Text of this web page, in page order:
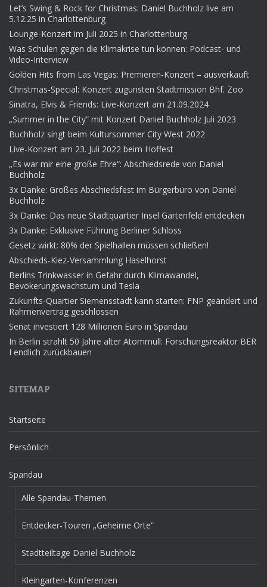
Let’s Swing & Rock for Christmas: Daniel Buchholz live am
5.12.25 in Charlottenburg
Lounge-Konzert im Juli 2025 in Charlottenburg
Was Schulen gegen die Klimakrise tun können: Podcast- und
Video-Interview
Golden Hits from Las Vegas: Premieren-Konzert – ausverkauft
Christmas-Special: Konzert zugunsten Stadtmission Bhf. Zoo
Sinatra, Elvis & Friends: Live-Konzert am 21.09.2024
„Summer in the City“ mit Konzert Daniel Buchholz Juli 2023
Buchholz singt beim Kultursommer City West 2022
Live-Konzert am 23. Juli 2022 beim Hoffest
„Es war mir eine große Ehre“: Abschiedsrede von Daniel
Buchholz
3x Danke: Großes Abschiedsfest im Bürgerbüro von Daniel
Buchholz
3x Danke: Das neue Stadtquartier Insel Gartenfeld entdecken
3x Danke: Exklusive Führung Berliner Schloss
Gesetz wirkt: 80% der Spielhallen müssen schließen!
Abschieds-Kiez-Versammlung Haselhorst
Berlins Trinkwasser in Gefahr durch Klimawandel,
Bevökerungswachstum und Tesla
Zukunfts-Quartier Siemensstadt kann starten: FNP geändert und
Rahmenvertrag geschlossen
Senat investiert 128 Millionen Euro in Spandau
In Berlin strahlt 50 Jahre alter Atommüll: Forschungsreaktor BER
I endlich zurückbauen
SITEMAP
Startseite
Persönlich
Spandau
Alle Spandau-Themen
Entdecker-Touren „Geheime Orte“
Stadtteiltage Daniel Buchholz
Kleingarten-Konferenzen